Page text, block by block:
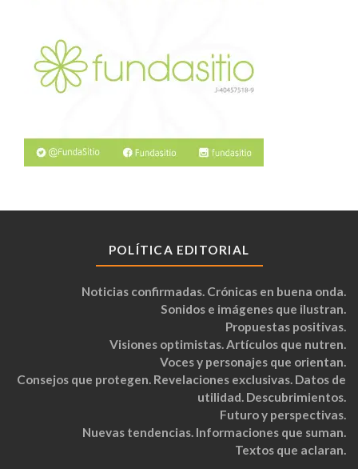
POLÍTICA EDITORIAL
Noticias confirmadas. Crónicas en buena onda.
Sonidos e imágenes que ilustran.
Propuestas positivas.
Visiones optimistas. Artículos que nutren.
Voces y personajes que orientan.
Consejos que protegen. Revelaciones exclusivas. Datos de
utilidad. Descubrimientos.
Futuro y perspectivas.
Nuevas tendencias. Informaciones que suman.
Textos que aclaran.